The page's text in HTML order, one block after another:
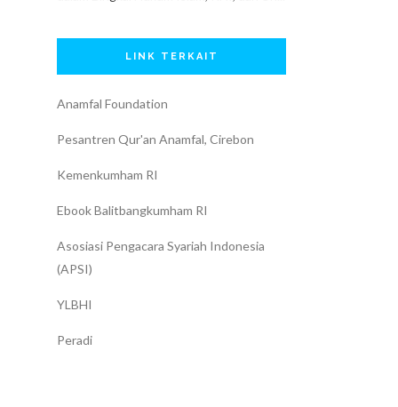
LINK TERKAIT
Anamfal Foundation
Pesantren Qur'an Anamfal, Cirebon
Kemenkumham RI
Ebook Balitbangkumham RI
Asosiasi Pengacara Syariah Indonesia
(APSI)
YLBHI
Peradi